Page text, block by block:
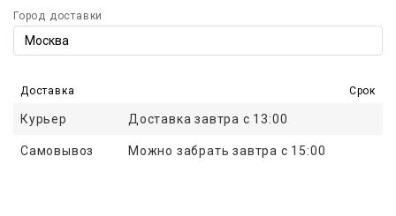
Город доставки
Доставка Срок
Курьер Доставка завтра с 13:00
Самовывоз Можно забрать завтра с 15:00